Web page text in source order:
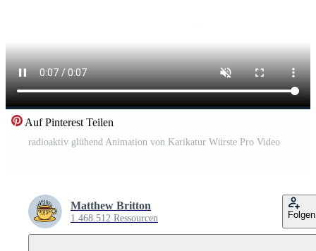
Auf Pinterest Teilen
radioaktiv glühend Animation von Karikatur Würste Pro Video
Matthew Britton
1.468.512 Ressourcen Folgen